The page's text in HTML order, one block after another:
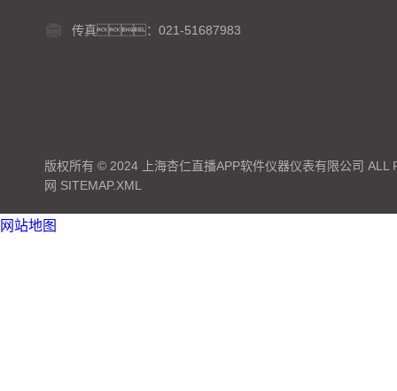
传真：021-51687983
版权所有 © 2024 上海杏仁直播APP软件仪器仪表有限公司 ALL
网 SITEMAP.XML
网站地图